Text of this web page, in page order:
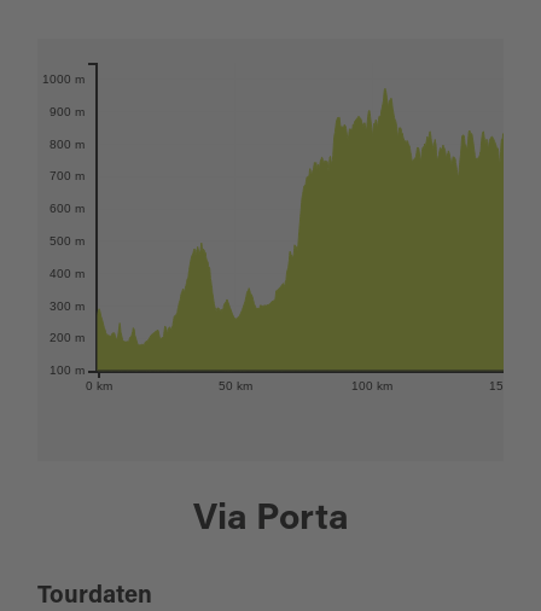
0 km 50 km 100 km 150 km
100 m
200 m
300 m
400 m
500 m
600 m
700 m
800 m
900 m
1000 m
Via Porta
Tourdaten